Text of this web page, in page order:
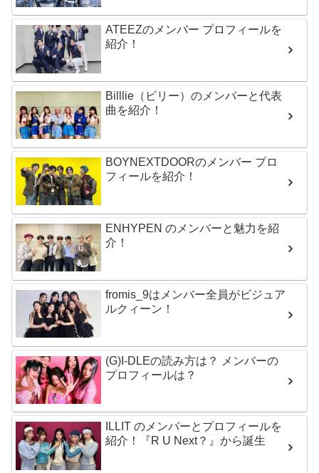
ATEEZのメンバー プロフィールを
紹介！
Billlie（ビリー）のメンバーと代表
曲を紹介！
BOYNEXTDOORのメンバー プロ
フィールを紹介！
ENHYPEN のメンバーと魅力を紹
介！
fromis_9はメンバー全員がビジュア
ルクィーン！
(G)I-DLEの読み方は？ メンバーの
プロフィールは？
ILLIT のメンバーとプロフィールを
紹介！『R U Next？』から誕生